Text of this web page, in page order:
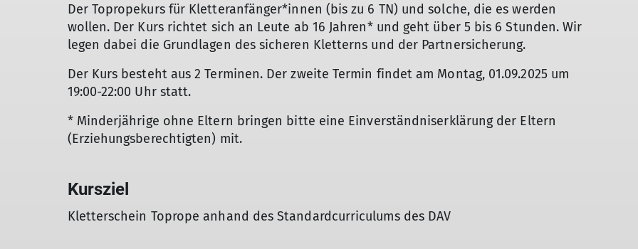
Der Topropekurs für Kletteranfänger*innen (bis zu 6 TN) und solche, die es werden
wollen. Der Kurs richtet sich an Leute ab 16 Jahren* und geht über 5 bis 6 Stunden. Wir
legen dabei die Grundlagen des sicheren Kletterns und der Partnersicherung.
Der Kurs besteht aus 2 Terminen. Der zweite Termin findet am Montag, 01.09.2025 um
19:00-22:00 Uhr statt.
* Minderjährige ohne Eltern bringen bitte eine Einverständniserklärung der Eltern
(Erziehungsberechtigten) mit.
Kursziel
Kletterschein Toprope anhand des Standardcurriculums des DAV